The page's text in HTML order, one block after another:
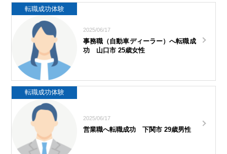
転職成功体験
2025/06/17
事務職（自動車ディーラー）へ転職成
功 山口市 25歳女性
転職成功体験
2025/06/17
営業職へ転職成功 下関市 29歳男性